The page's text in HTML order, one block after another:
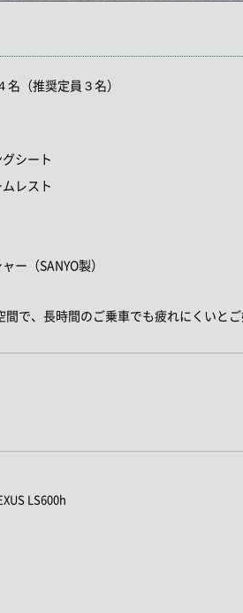
（推奨定員３名）
シート
レスト
ー（SANYO製）
で、長時間のご乗車でも疲れにくいと
LS600h